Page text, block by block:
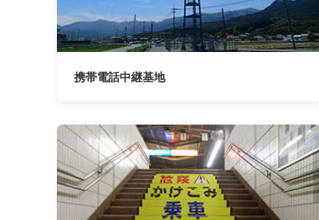
携帯電話中継基地